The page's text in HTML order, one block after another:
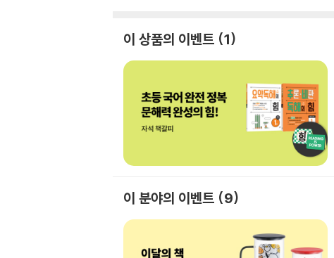
이 상품의 이벤트 1
이 분야의 이벤트 9